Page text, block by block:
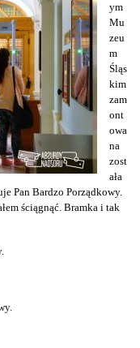
ym
Mu
zeu
m
Śląs
kim
zam
ont
owa
na
zost
ała
Pan Bardzo Porządkowy.
ściągnąć. Bramka i tak